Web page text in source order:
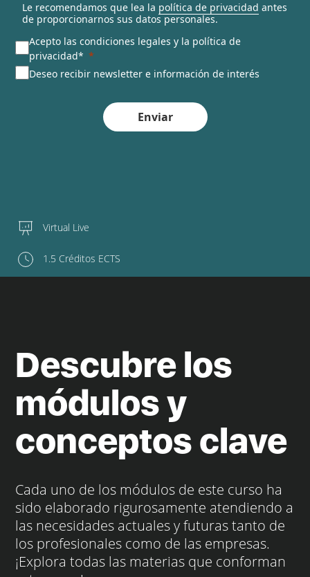
Le recomendamos que lea la política de privacidad antes
de proporcionarnos sus datos personales.
Acepto las condiciones legales y la política de
privacidad*
Deseo recibir newsletter e información de interés
Enviar
Virtual Live
1.5 Créditos ECTS
Descubre los
módulos y
conceptos clave
Cada uno de los módulos de este curso ha
sido elaborado rigurosamente atendiendo a
las necesidades actuales y futuras tanto de
los profesionales como de las empresas.
¡Explora todas las materias que conforman